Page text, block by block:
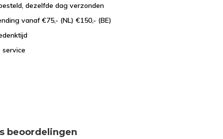
dezelfde dag verzonden
vanaf €75,- (NL) €150,- (BE)
service
beoordelingen